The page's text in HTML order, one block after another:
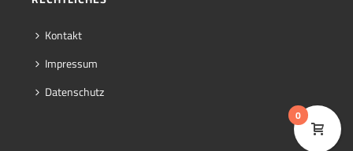
Kontakt
Impressum
Datenschutz
0